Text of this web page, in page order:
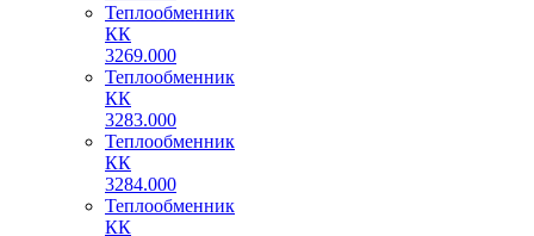
Теплообменник
КК
3269.000
Теплообменник
КК
3283.000
Теплообменник
КК
3284.000
Теплообменник
КК